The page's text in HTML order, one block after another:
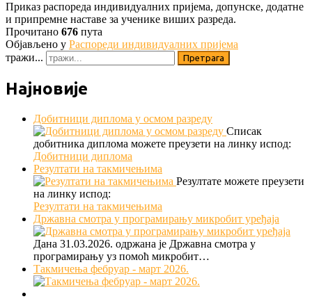
Приказ распореда индивидуалних пријема, допунске, додатне
и припремне наставе за ученике виших разреда.
Прочитано 676 пута
Објављено у Распореди индивидуалних пријема
тражи...
Претрага
Најновије
Добитници диплома у осмом разреду
Списак
добитника диплома можете преузети на линку испод:
Добитници диплома
Резултати на такмичењима
Резултате можете преузети
на линку испод:
Резултати на такмичењима
Државна смотра у програмирању микробит уређаја
Дана 31.03.2026. одржана је Државна смотра у
програмирању уз помоћ микробит…
Такмичења фебруар - март 2026.